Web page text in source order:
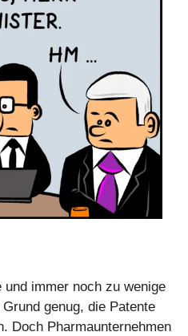
und immer noch zu wenige
genug, die Patente
Doch Pharmaunternehmen